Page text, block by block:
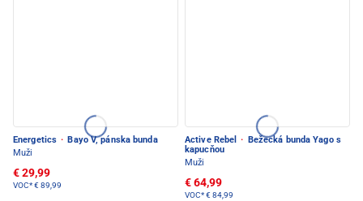
Energetics · Bayo V, pánska bunda
Muži
€ 29,99
VOC*€ 89,99
Active Rebel · Bežecká bunda Yago s
kapucňou
Muži
€ 64,99
VOC*€ 84,99